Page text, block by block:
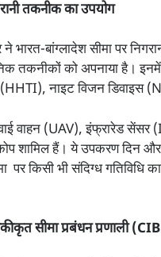
तकनीक का उपयोग
भारत-बांग्लादेश सीमा पर
तकनीकों को अपनाया है।
नाइट विजन डिवाइस
वाहन (UAV), इंफ्रारेड
शामिल हैं। ये उपकरण दिन और
पर किसी भी संदिग्ध गतिविधि
सीमा प्रबंधन प्रणाली